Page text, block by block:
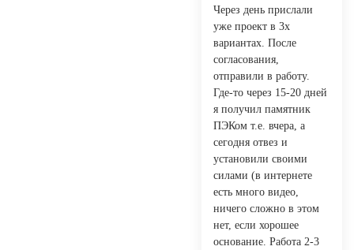
Через день прислали
уже проект в 3х
вариантах. После
согласования,
отправили в работу.
Где-то через 15-20 дней
я получил памятник
ПЭКом т.е. вчера, а
сегодня отвез и
установили своими
силами (в интернете
есть много видео,
ничего сложно в этом
нет, если хорошее
основание. Работа 2-3